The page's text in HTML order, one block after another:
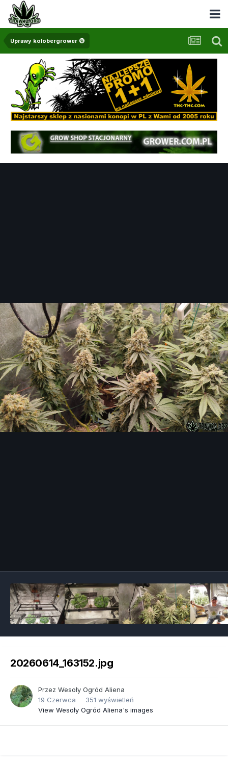
Uprawy kolobergrower 😅
20260614_163152.jpg
Przez Wesoły Ogród Aliena
19 Czerwca
351 wyświetleń
View Wesoły Ogród Aliena's images